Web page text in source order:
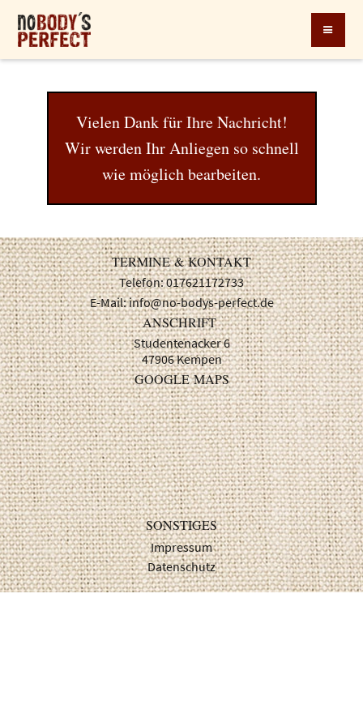
Vielen Dank für Ihre Nachricht!
Wir werden Ihr Anliegen so schnell
wie möglich bearbeiten.
TERMINE & KONTAKT
Telefon: 017621172733
E-Mail: info@no-bodys-perfect.de
ANSCHRIFT
Studentenacker 6
47906 Kempen
GOOGLE MAPS
SONSTIGES
Impressum
Datenschutz